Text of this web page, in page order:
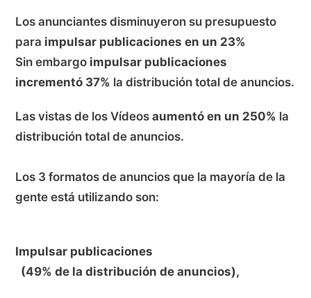
Los anunciantes disminuyeron su presupuesto
para impulsar publicaciones en un 23%
Sin embargo impulsar publicaciones
incrementó 37% la distribución total de anuncios.
Las vistas de los Vídeos aumentó en un 250% la
distribución total de anuncios.
Los 3 formatos de anuncios que la mayoría de la
gente está utilizando son:
Impulsar publicaciones
(49% de la distribución de anuncios),